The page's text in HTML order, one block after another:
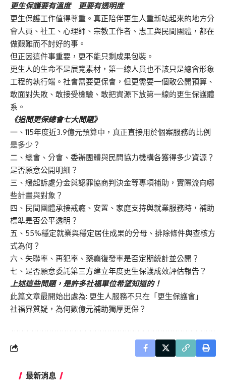
更生保護要有溫度 更要有透明度
更生保護工作值得尊重。真正陪伴更生人重新站起來的地方分
會人員、社工、心理師、宗教工作者、志工與民間團體，都在
做艱難而不討好的事。
但正因這件事重要，更不能只剩成果包裝。
更生人的生命不是展覽素材，第一線人員也不該只是總會形象
工程的執行端。社會需要更保會，但更需要一個敢公開預算、
敢面對失敗、敢接受檢驗、敢把資源下放第一線的更生保護體
系。
《追問更保總會七大問題》
一、115年度近3.9億元預算中，真正直接用於個案服務的比例
是多少？
二、總會、分會、委辦團體與民間協力機構各獲得多少資源？
是否願意公開明細？
三、緩起訴處分金與認罪協商判決金等專項補助，實際流向哪
些計畫與對象？
四、民間團體承接戒癮、安置、家庭支持與就業服務時，補助
標準是否公平透明？
五、55%穩定就業與穩定居住成果的分母、排除條件與查核方
式為何？
六、失聯率、再犯率、藥癮復發率是否定期統計並公開？
七、是否願意委託第三方建立年度更生保護成效評估報告？
上述這些問題，是許多社福單位希望知道的！
此篇文章最開始出處為: 更生人服務不只在「更生保護會」
社福界質疑，為何數億元補助獨厚更保？
最新消息